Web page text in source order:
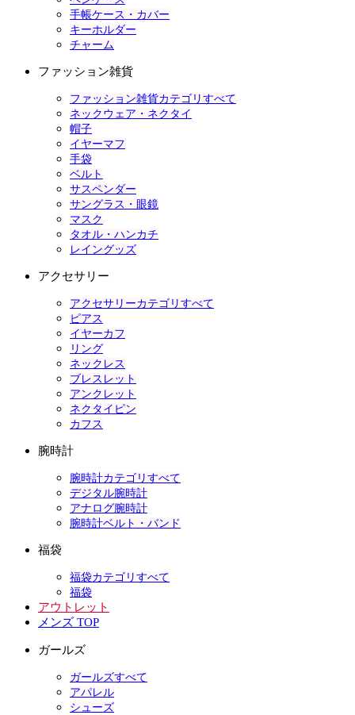
手帳ケース・カバー
キーホルダー
チャーム
ファッション雑貨
ファッション雑貨カテゴリすべて
ネックウェア・ネクタイ
帽子
イヤーマフ
手袋
ベルト
サスペンダー
サングラス・眼鏡
マスク
タオル・ハンカチ
レイングッズ
アクセサリー
アクセサリーカテゴリすべて
ピアス
イヤーカフ
リング
ネックレス
ブレスレット
アンクレット
ネクタイピン
カフス
腕時計
腕時計カテゴリすべて
デジタル腕時計
アナログ腕時計
腕時計ベルト・バンド
福袋
福袋カテゴリすべて
福袋
アウトレット
メンズ TOP
ガールズ
ガールズすべて
アパレル
シューズ